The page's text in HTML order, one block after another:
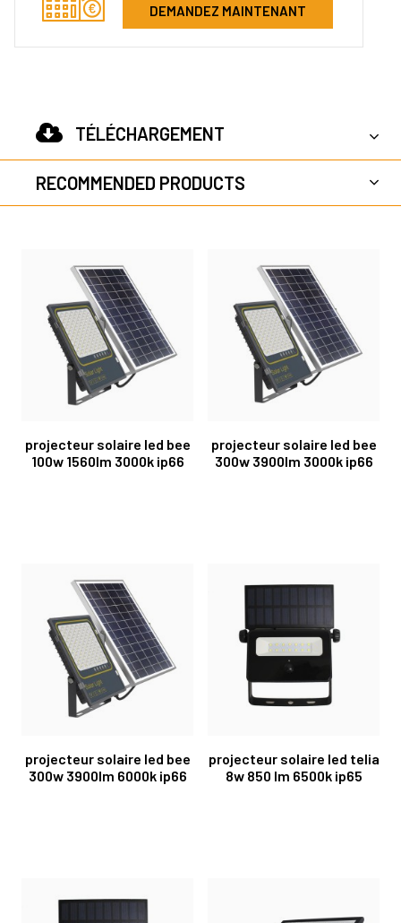
DEMANDEZ MAINTENANT
TÉLÉCHARGEMENT
RECOMMENDED PRODUCTS
projecteur solaire led bee
100w 1560lm 3000k ip66
projecteur solaire led bee
300w 3900lm 3000k ip66
projecteur solaire led bee
300w 3900lm 6000k ip66
projecteur solaire led telia
8w 850 lm 6500k ip65